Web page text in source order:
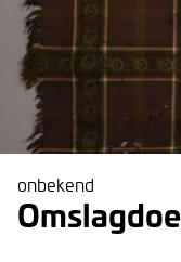
onbekend